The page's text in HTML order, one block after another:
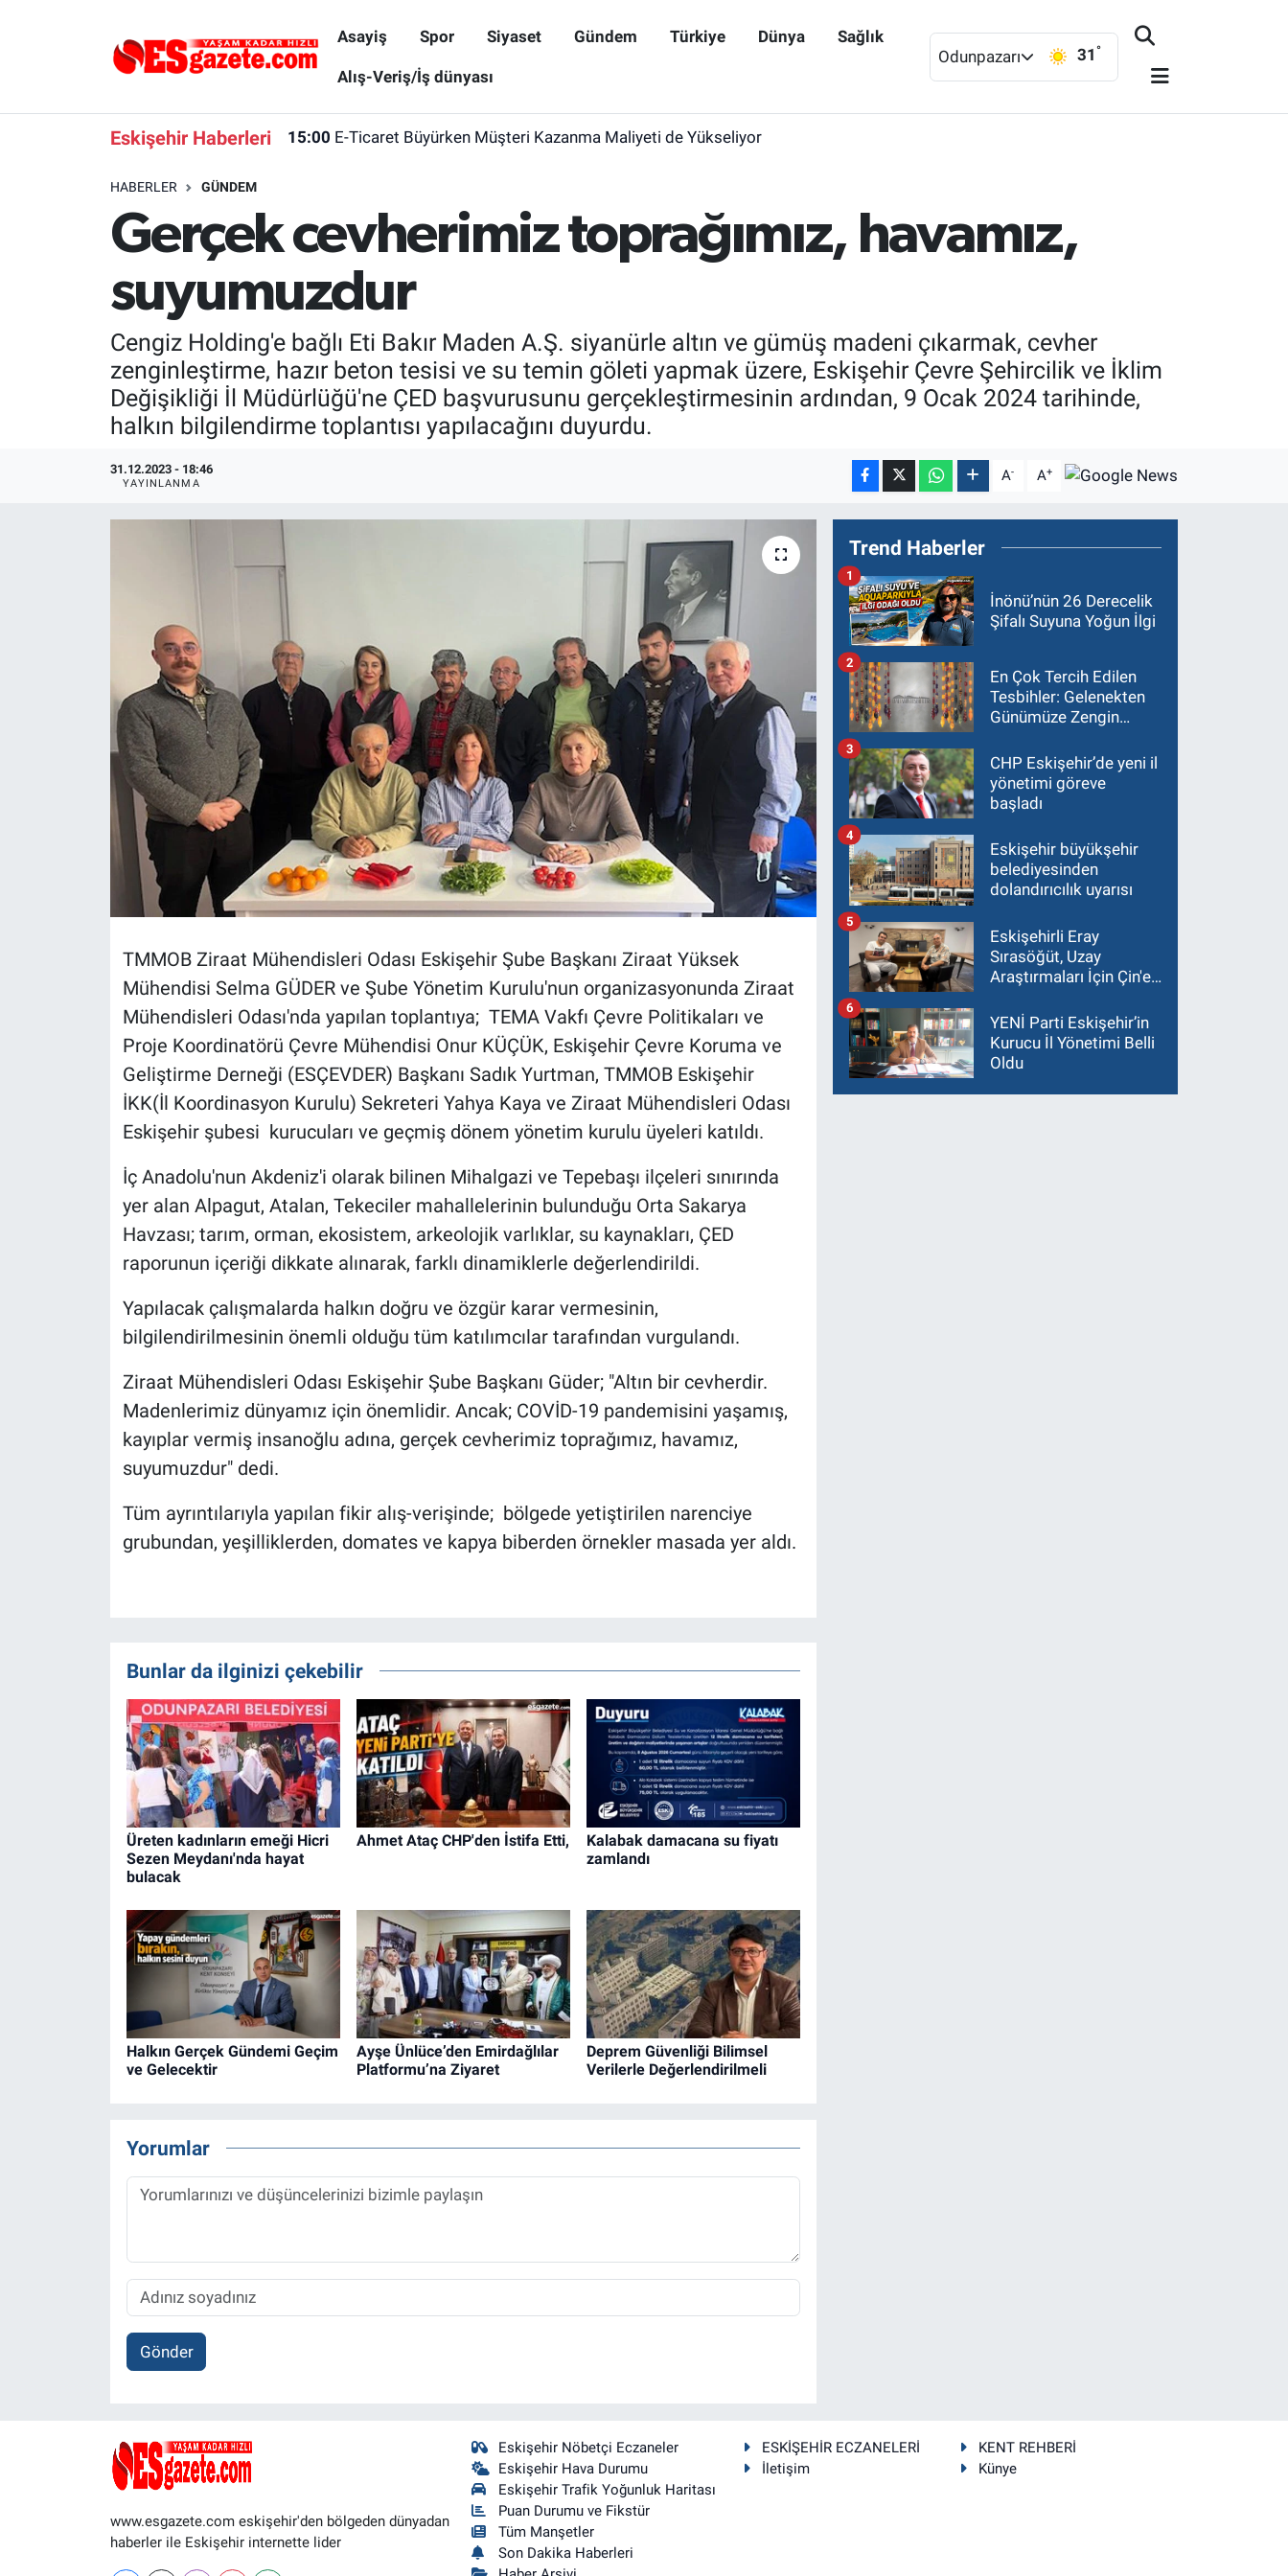
Asayiş Spor Siyaset Gündem Türkiye Dünya Sağlık
Alış-Veriş/İş dünyası
Odunpazarı 31 °
Eskişehir Haberleri 15:00 E-Ticaret Büyürken Müşteri Kazanma Maliyeti de Yükseliyor
HABERLER GÜNDEM
Gerçek cevherimiz toprağımız, havamız,
suyumuzdur
Cengiz Holding'e bağlı Eti Bakır Maden A.Ş. siyanürle altın ve gümüş madeni çıkarmak, cevher
zenginleştirme, hazır beton tesisi ve su temin göleti yapmak üzere, Eskişehir Çevre Şehircilik ve İklim
Değişikliği İl Müdürlüğü'ne ÇED başvurusunu gerçekleştirmesinin ardından, 9 Ocak 2024 tarihinde,
halkın bilgilendirme toplantısı yapılacağını duyurdu.
31.12.2023 - 18:46
YAYINLANMA A- A+
TMMOB Ziraat Mühendisleri Odası Eskişehir Şube Başkanı Ziraat Yüksek
Mühendisi Selma GÜDER ve Şube Yönetim Kurulu'nun organizasyonunda Ziraat
Mühendisleri Odası'nda yapılan toplantıya; TEMA Vakfı Çevre Politikaları ve
Proje Koordinatörü Çevre Mühendisi Onur KÜÇÜK, Eskişehir Çevre Koruma ve
Geliştirme Derneği (ESÇEVDER) Başkanı Sadık Yurtman, TMMOB Eskişehir
İKK(İl Koordinasyon Kurulu) Sekreteri Yahya Kaya ve Ziraat Mühendisleri Odası
Eskişehir şubesi kurucuları ve geçmiş dönem yönetim kurulu üyeleri katıldı.
İç Anadolu'nun Akdeniz'i olarak bilinen Mihalgazi ve Tepebaşı ilçeleri sınırında
yer alan Alpagut, Atalan, Tekeciler mahallelerinin bulunduğu Orta Sakarya
Havzası; tarım, orman, ekosistem, arkeolojik varlıklar, su kaynakları, ÇED
raporunun içeriği dikkate alınarak, farklı dinamiklerle değerlendirildi.
Yapılacak çalışmalarda halkın doğru ve özgür karar vermesinin,
bilgilendirilmesinin önemli olduğu tüm katılımcılar tarafından vurgulandı.
Ziraat Mühendisleri Odası Eskişehir Şube Başkanı Güder; "Altın bir cevherdir.
Madenlerimiz dünyamız için önemlidir. Ancak; COVİD-19 pandemisini yaşamış,
kayıplar vermiş insanoğlu adına, gerçek cevherimiz toprağımız, havamız,
suyumuzdur" dedi.
Tüm ayrıntılarıyla yapılan fikir alış-verişinde; bölgede yetiştirilen narenciye
grubundan, yeşilliklerden, domates ve kapya biberden örnekler masada yer aldı.
Bunlar da ilginizi çekebilir
Üreten kadınların emeği Hicri
Sezen Meydanı'nda hayat
bulacak
Ahmet Ataç CHP'den İstifa Etti,
Kalabak damacana su fiyatı
zamlandı
Halkın Gerçek Gündemi Geçim
ve Gelecektir
Ayşe Ünlüce’den Emirdağlılar
Platformu’na Ziyaret
Deprem Güvenliği Bilimsel
Verilerle Değerlendirilmeli
Yorumlar
Gönder
Trend Haberler
İnönü’nün 26 Derecelik
Şifalı Suyuna Yoğun İlgi
1
En Çok Tercih Edilen
Tesbihler: Gelenekten
Günümüze Zengin
2
CHP Eskişehir’de yeni il
yönetimi göreve
başladı
3
Eskişehir büyükşehir
belediyesinden
dolandırıcılık uyarısı
4
Eskişehirli Eray
Sırasöğüt, Uzay
Araştırmaları İçin Çin'e
5
YENİ Parti Eskişehir’in
Kurucu İl Yönetimi Belli
Oldu
6
www.esgazete.com eskişehir'den bölgeden dünyadan
haberler ile Eskişehir internette lider
Eskişehir Nöbetçi Eczaneler
Eskişehir Hava Durumu
Eskişehir Trafik Yoğunluk Haritası
Puan Durumu ve Fikstür
Tüm Manşetler
Son Dakika Haberleri
ESKİŞEHİR ECZANELERİ
KENT REHBERİ
İletişim
Künye
Gündem
Alış-Veriş/İş dünyası
Eskişehirspor Arşivi
Ekonomi
Kültür Sanat
Politika
Magazin
Bilim ve Teknoloji
Eskişehir Nöbetçi Eczaneler
Süper Lig Puan Durumu ve Fikstür
Son Dakika Haberleri
Haber Arşivi